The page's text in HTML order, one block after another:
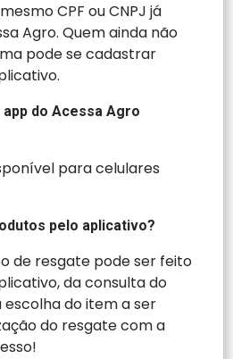
CPF ou CNPJ já
Agro. Quem ainda não
pode se cadastrar
do Acessa Agro
para celulares
pelo aplicativo?
de resgate pode ser feito
da consulta do
escolha do item a ser
do resgate com a